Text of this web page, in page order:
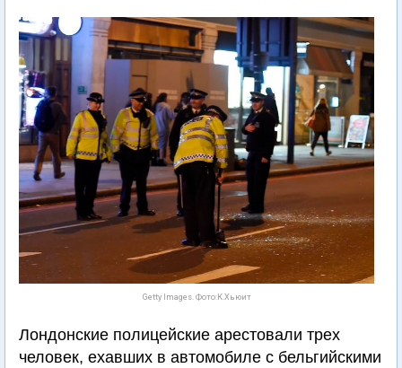
Getty Images. Фото:К.Хьюит
Лондонские полицейские арестовали трех
человек, ехавших в автомобиле с бельгийскими